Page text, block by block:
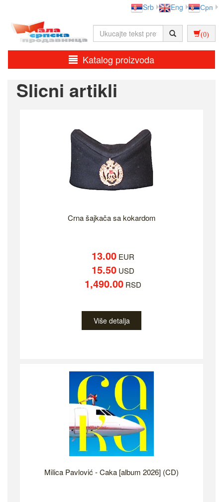
Srb Eng Срп
(0)
Katalog proizvoda
Slicni artikli
Crna šajkača sa kokardom
13.00EUR
15.50USD
1,490.00RSD
Više detalja
Milica Pavlović - Caka [album 2026] (CD)